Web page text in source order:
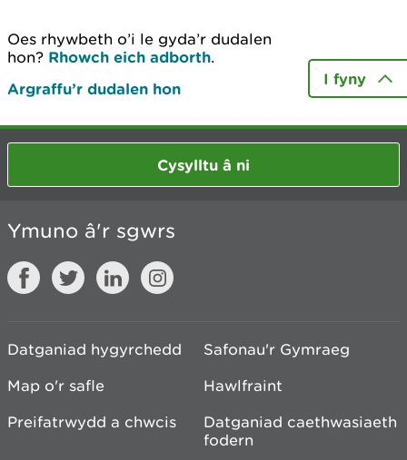
Oes rhywbeth o’i le gyda’r dudalen
hon? Rhowch eich adborth.
Argraffu’r dudalen hon
I fyny
Cysylltu â ni
Ymuno â'r sgwrs
Datganiad hygyrchedd
Safonau'r Gymraeg
Map o'r safle
Hawlfraint
Preifatrwydd a chwcis
Datganiad caethwasiaeth
fodern